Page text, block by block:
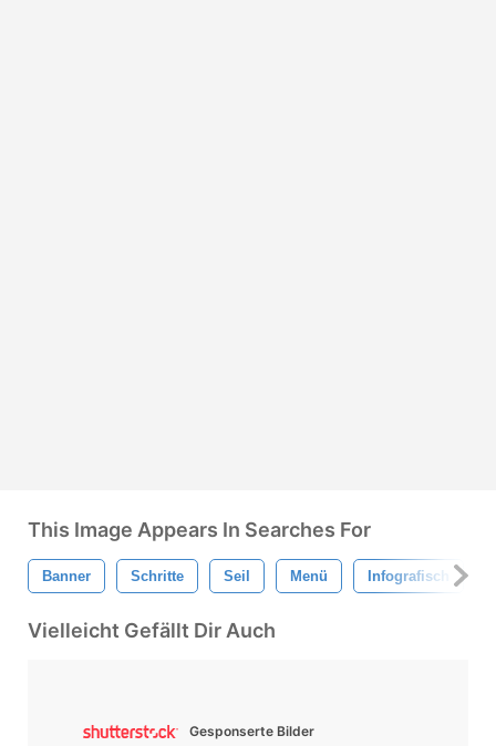
This Image Appears In Searches For
Banner Schritte Seil Menü Infografisch
Vielleicht Gefällt Dir Auch
Gesponserte Bilder